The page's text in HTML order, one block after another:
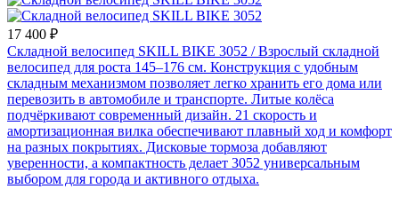
17 400 ₽
Складной велосипед SKILL BIKE 3052 / Взрослый складной
велосипед для роста 145–176 см. Конструкция с удобным
складным механизмом позволяет легко хранить его дома или
перевозить в автомобиле и транспорте. Литые колёса
подчёркивают современный дизайн. 21 скорость и
амортизационная вилка обеспечивают плавный ход и комфорт
на разных покрытиях. Дисковые тормоза добавляют
уверенности, а компактность делает 3052 универсальным
выбором для города и активного отдыха.